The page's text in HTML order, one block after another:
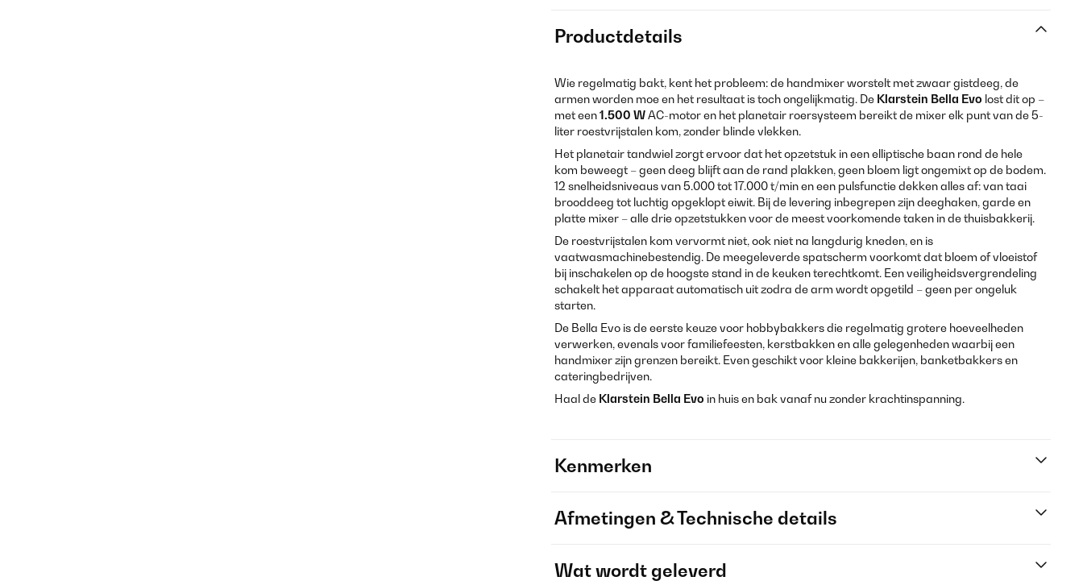
Productdetails
Wie regelmatig bakt, kent het probleem: de handmixer worstelt met zwaar gistdeeg, de
armen worden moe en het resultaat is toch ongelijkmatig. De Klarstein Bella Evo lost dit op –
met een1.500 WAC-motor en het planetair roersysteem bereikt de mixer elk punt van de 5-
liter roestvrijstalen kom, zonder blinde vlekken.
Het planetair tandwiel zorgt ervoor dat het opzetstuk in een elliptische baan rond de hele
kom beweegt – geen deeg blijft aan de rand plakken, geen bloem ligt ongemixt op de bodem.
12 snelheidsniveaus van 5.000 tot 17.000 t/min en een pulsfunctie dekken alles af: van taai
brooddeeg tot luchtig opgeklopt eiwit. Bij de levering inbegrepen zijn deeghaken, garde en
platte mixer – alle drie opzetstukken voor de meest voorkomende taken in de thuisbakkerij.
De roestvrijstalen kom vervormt niet, ook niet na langdurig kneden, en is
vaatwasmachinebestendig. De meegeleverde spatscherm voorkomt dat bloem of vloeistof
bij inschakelen op de hoogste stand in de keuken terechtkomt. Een veiligheidsvergrendeling
schakelt het apparaat automatisch uit zodra de arm wordt opgetild – geen per ongeluk
starten.
De Bella Evo is de eerste keuze voor hobbybakkers die regelmatig grotere hoeveelheden
verwerken, evenals voor familiefeesten, kerstbakken en alle gelegenheden waarbij een
handmixer zijn grenzen bereikt. Even geschikt voor kleine bakkerijen, banketbakkers en
cateringbedrijven.
Haal de Klarstein Bella Evo in huis en bak vanaf nu zonder krachtinspanning.
Kenmerken
Afmetingen & Technische details
Wat wordt geleverd